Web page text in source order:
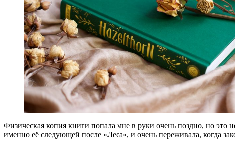
Физическая копия книги попала мне в руки очень поздно, но это
именно её следующей после «Леса», и очень переживала, когда